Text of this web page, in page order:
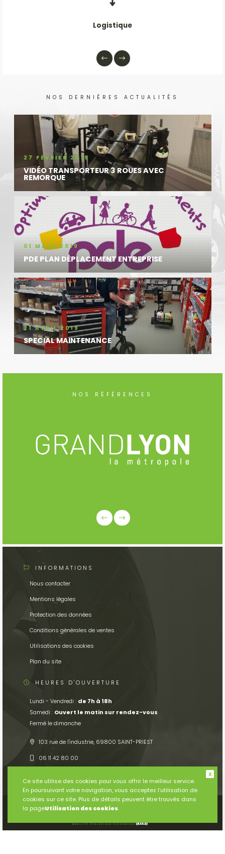
Logistique
NOS DERNIÈRES ACTUALITÉS
27 FÉVRIER 2019
VIDÉO TRANSPORTEUR 3 ROUES AVEC
REMORQUE
01 MARS 2019
PDE PLAN DÉPLACEMENT ENTREPRISE
21 AVRIL 2019
SPECIAL MAINTENANCE
NOS RÉFÉRENCES
INFORMATIONS
Nous contacter
Mentions légales
Protection des données
Conditions générales de ventes
Utilisations des cookies
Plan du site
HEURES D'OUVERTURE
Lundi - Vendredi : de 7h à 18h
Samedi : Ouvert le matin sur rendez-vous
Fermé le dimanche
103 rue de l'industrie, 69800 SAINT-PRIEST
06 11 42 80 00
Ce site utilise des cookies pour vous offrir le meilleur service.
En poursuivant votre navigation, vous acceptez l’utilisation de
cookies sur ce site. Plus de détails peuvent être trouvés dans
la pageUtilisation des cookies.